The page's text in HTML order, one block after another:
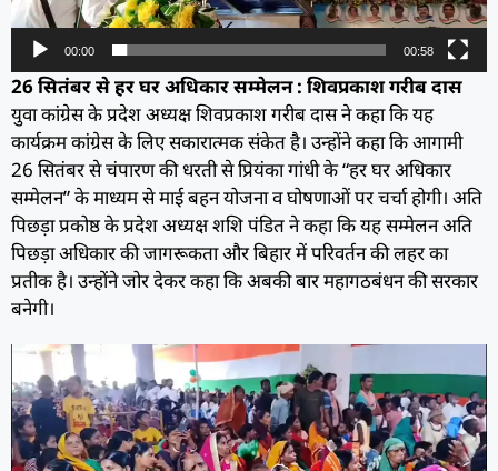
00:00 00:58
26 सितंबर से हर घर अधिकार सम्मेलन : शिवप्रकाश गरीब दास
युवा कांग्रेस के प्रदेश अध्यक्ष शिवप्रकाश गरीब दास ने कहा कि यह
कार्यक्रम कांग्रेस के लिए सकारात्मक संकेत है। उन्होंने कहा कि आगामी
26 सितंबर से चंपारण की धरती से प्रियंका गांधी के “हर घर अधिकार
सम्मेलन” के माध्यम से माई बहन योजना व घोषणाओं पर चर्चा होगी। अति
पिछड़ा प्रकोष्ठ के प्रदेश अध्यक्ष शशि पंडित ने कहा कि यह सम्मेलन अति
पिछड़ा अधिकार की जागरूकता और बिहार में परिवर्तन की लहर का
प्रतीक है। उन्होंने जोर देकर कहा कि अबकी बार महागठबंधन की सरकार
बनेगी।